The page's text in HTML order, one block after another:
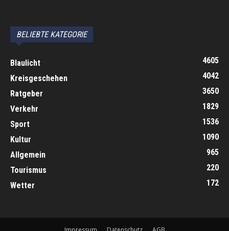
BELIEBTE KATEGORIE
Blaulicht
4605
Kreisgeschehen
4042
Ratgeber
3650
Verkehr
1829
Sport
1536
Kultur
1090
Allgemein
965
Tourismus
220
Wetter
172